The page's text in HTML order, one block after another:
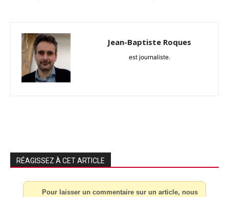
Jean-Baptiste Roques
est journaliste.
RÉAGISSEZ À CET ARTICLE
Pour laisser un commentaire sur un article, nous